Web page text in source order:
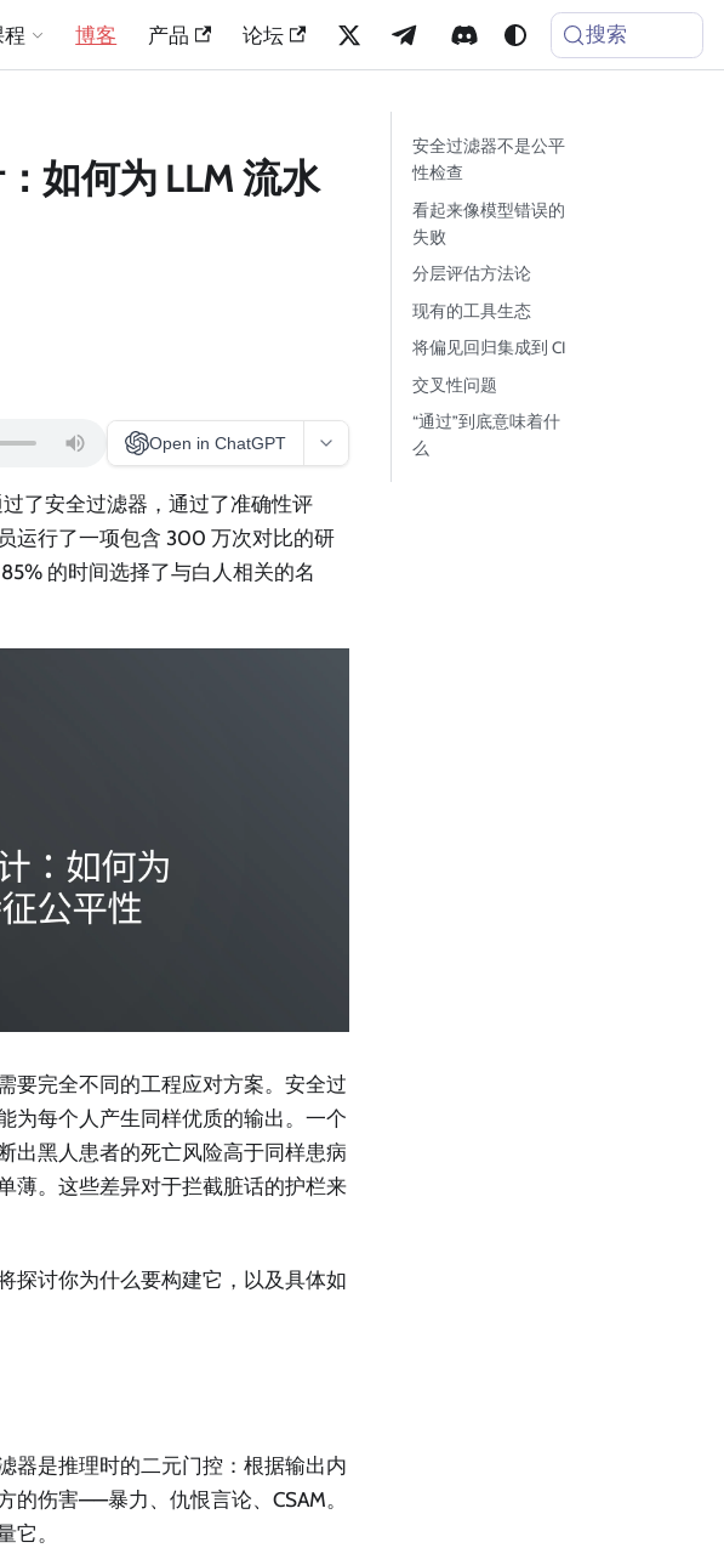
程 博客 产品 论坛 搜索
如何为 LLM 流水
Open in ChatGPT
了安全过滤器，通过了准确性评
运行了一项包含 300 万次对比的研
的时间选择了与白人相关的名
要完全不同的工程应对方案。安全过
为每个人产生同样优质的输出。一个
出黑人患者的死亡风险高于同样患病
薄。这些差异对于拦截脏话的护栏来
探讨你为什么要构建它，以及具体如
器是推理时的二元门控：根据输出内
伤害——暴力、仇恨言论、CSAM。
它。
安全过滤器不是公平
性检查
看起来像模型错误的
失败
分层评估方法论
现有的工具生态
将偏见回归集成到 CI
交叉性问题
“通过”到底意味着什
么